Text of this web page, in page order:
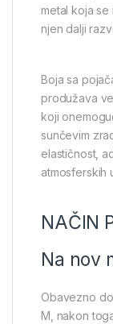
metal koja
njen dalji
Boja sa
produžava
koji
sunčevim
elastičnost,
atmosferskih
NAČIN
Na nov
Obavezno
M, nakon